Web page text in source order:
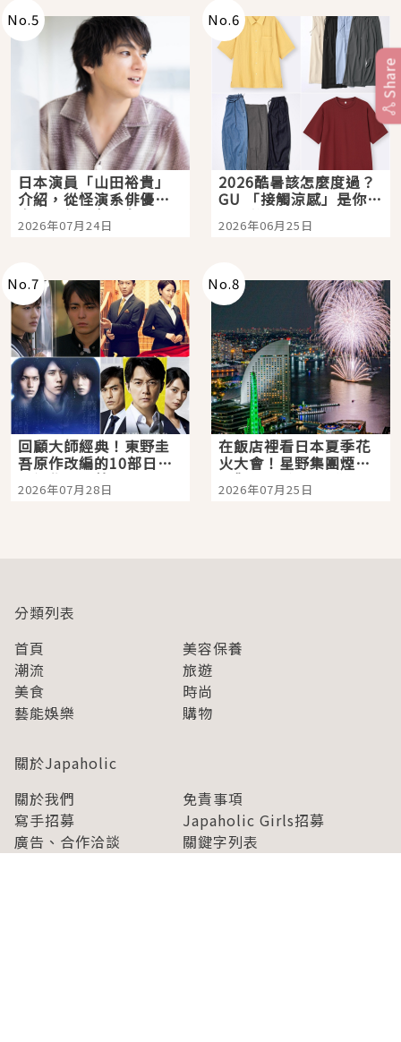
No.5
日本演員「山田裕貴」
介紹，從怪演系俳優走
向國民級日劇主角
2026年07月24日
No.6
2026酷暑該怎麼度過？
GU 「接觸涼感」是你的
夏日救星
2026年06月25日
No.7
回顧大師經典！東野圭
吾原作改編的10部日本
影視作品推薦
2026年07月28日
No.8
在飯店裡看日本夏季花
火大會！星野集團煙火
景觀飯店6選，讓你不用
人擠人悠閒欣賞
2026年07月25日
Share
分類列表
首頁
美容保養
潮流
旅遊
美食
時尚
藝能娛樂
購物
關於Japaholic
關於我們
免責事項
寫手招募
Japaholic Girls招募
廣告、合作洽談
關鍵字列表